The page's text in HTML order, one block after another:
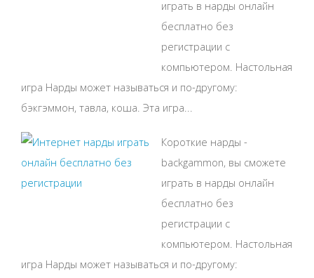
играть в нарды онлайн
бесплатно без
регистрации с
компьютером. Настольная
игра Нарды может называться и по-другому:
бэкгэммон, тавла, коша. Эта игра...
Короткие нарды -
backgammon, вы сможете
играть в нарды онлайн
бесплатно без
регистрации с
компьютером. Настольная
игра Нарды может называться и по-другому: